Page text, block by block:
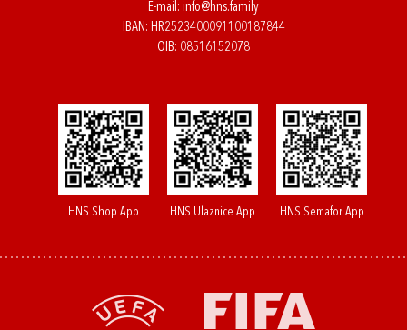
E-mail: info@hns.family
IBAN: HR2523400091100187844
OIB: 08516152078
HNS Shop App HNS Ulaznice App HNS Semafor App